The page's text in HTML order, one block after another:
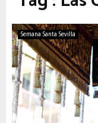
Semana Santa Sevilla